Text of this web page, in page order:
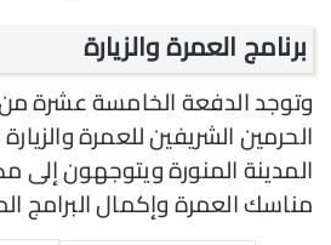
برنامج العمرة والزيارة
وتوجد الدفعة الخامسة عشرة
الحرمين الشريفين للعمرة
المدينة المنورة ويتوجهون إلى
مناسك العمرة وإكمال البرامج